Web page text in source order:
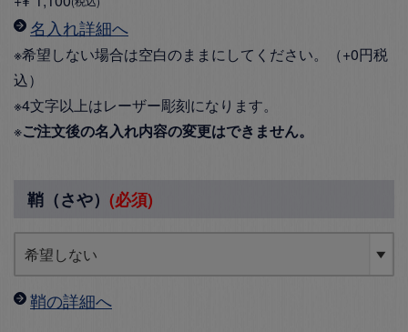
名入れ詳細へ
※希望しない場合は空白のままにしてください。（+0円税
込）
※4文字以上はレーザー彫刻になります。
※ご注文後の名入れ内容の変更はできません。
鞘（さや） (必須)
鞘の詳細へ